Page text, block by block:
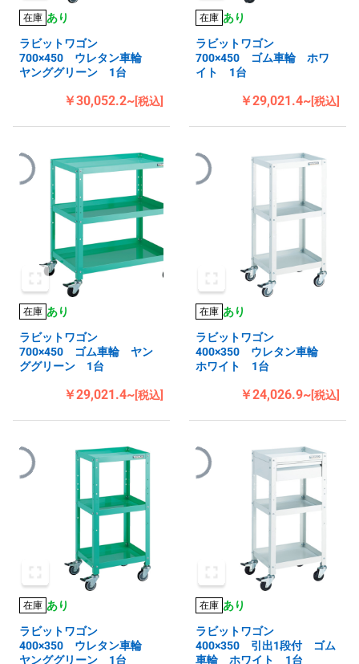
在庫 あり
ラビットワゴン
700×450 ウレタン車輪
ヤンググリーン 1台
￥30,052.2~[税込]
在庫 あり
ラビットワゴン
700×450 ゴム車輪 ホワ
イト 1台
￥29,021.4~[税込]
在庫 あり
ラビットワゴン
700×450 ゴム車輪 ヤン
ググリーン 1台
￥29,021.4~[税込]
在庫 あり
ラビットワゴン
400×350 ウレタン車輪
ホワイト 1台
￥24,026.9~[税込]
在庫 あり
ラビットワゴン
400×350 ウレタン車輪
ヤンググリーン 1台
在庫 あり
ラビットワゴン
400×350 引出1段付 ゴム
車輪 ホワイト 1台